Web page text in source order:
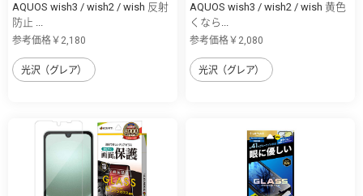
AQUOS wish3 / wish2 / wish 反射
防止 ...
参考価格￥2,180
光沢（グレア）
AQUOS wish3 / wish2 / wish 黄色
くなら...
参考価格￥2,080
光沢（グレア）